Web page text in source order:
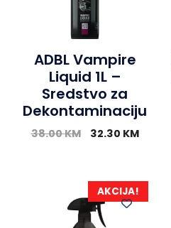
ADBL Vampire
Liquid 1L –
Sredstvo za
Dekontaminaciju
38.00KM 32.30 KM
AKCIJA!